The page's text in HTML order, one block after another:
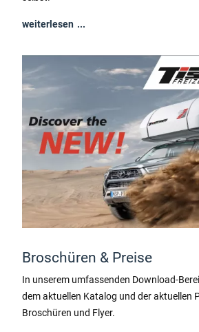
weiterlesen
Broschüren & Preise
In unserem umfassenden Download-
dem aktuellen Katalog und der aktuellen
Broschüren und Flyer.